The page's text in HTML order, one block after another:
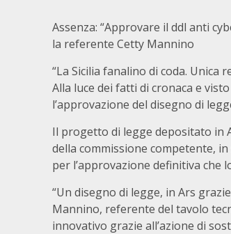
Assenza: “Approvare il ddl anti
la referente Cetty Mannino
“La Sicilia fanalino di coda. Unica
Alla luce dei fatti di cronaca e
l’approvazione del disegno di
Il progetto di legge depositato in
della commissione competente,
per l’approvazione definitiva che
“Un disegno di legge, in Ars
Mannino, referente del tavolo
innovativo grazie all’azione di